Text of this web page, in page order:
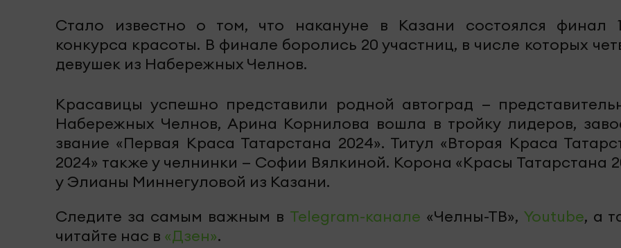
Стало известно о том, что накануне в Казани состоялся финал
конкурса красоты. В финале боролись 20 участниц, в числе которых
девушек из Набережных Челнов.
Красавицы успешно представили родной автоград —
Набережных Челнов, Арина Корнилова вошла в тройку лидеров,
звание «Первая Краса Татарстана 2024». Титул «Вторая Краса
2024» также у челнинки — Софии Вялкиной. Корона «Красы Татарстана
у Элианы Миннегуловой из Казани.
Следите за самым важным в Telegram-канале «Челны-ТВ», Youtube, а
читайте нас в «Дзен».